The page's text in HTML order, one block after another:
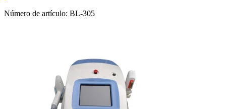
Número de artículo: BL-305